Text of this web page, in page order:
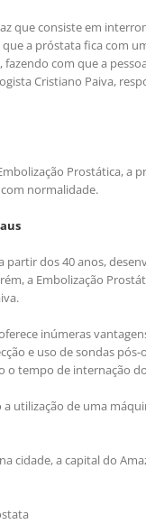
que consiste em
a próstata fica com
com que a
Cristiano Paiva,
Prostática,
normalidade.
dos 40 anos,
a Embolização
inúmeras
e uso de sondas
o tempo de internação
utilização de uma
cidade, a capital do